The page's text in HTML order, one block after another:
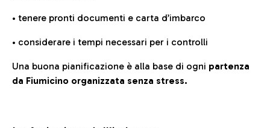
• tenere pronti documenti e carta d’imbarco
• considerare i tempi necessari per i controlli
Una buona pianificazione è alla base di ogni partenza
da Fiumicino organizzata senza stress.